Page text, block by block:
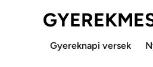
Gyereknapi versek